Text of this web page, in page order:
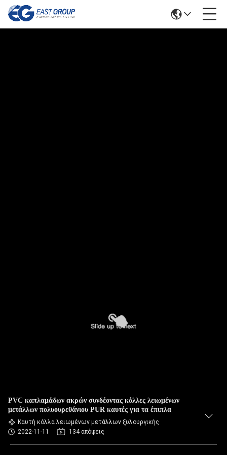
PVC καπλαμάδων ακρών συνδέοντας κόλλες λειωμένων
μετάλλων πολυουρεθάνιου PUR καυτές για τα έπιπλα
Καυτή κόλλα λειωμένων μετάλλων ξυλουργικής
2022-11-11
134 απόψεις